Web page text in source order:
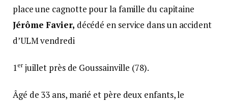
place une cagnotte pour la famille du capitaine
Jérôme Favier, décédé en service dans un accident
d’ULM vendredi
1erjuillet près de Goussainville (78).
Âgé de 33 ans, marié et père deux enfants, le